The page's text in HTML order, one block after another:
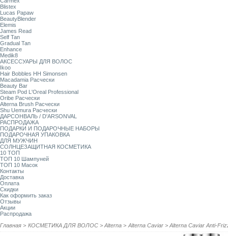
Blistex
Lucas Papaw
BeautyBlender
Elemis
James Read
Self Tan
Gradual Tan
Enhance
Medik8
АКСЕССУАРЫ ДЛЯ ВОЛОС
Ikoo
Hair Bobbles HH Simonsen
Macadamia Расчески
Beauty Bar
Steam Pod L'Oreal Professional
Oribe Расчески
Alterna Brush Расчески
Shu Uemura Расчески
ДАРСОНВАЛЬ / D'ARSONVAL
РАСПРОДАЖА
ПОДАРКИ И ПОДАРОЧНЫЕ НАБОРЫ
ПОДАРОЧНАЯ УПАКОВКА
ДЛЯ МУЖЧИН
СОЛНЦЕЗАЩИТНАЯ КОСМЕТИКА
10 ТОП
ТОП 10 Шампуней
ТОП 10 Масок
Контакты
Доставка
Оплата
Скидки
Как оформить заказ
Отзывы
Акции
Распродажа
Главная > КОСМЕТИКА ДЛЯ ВОЛОС > Alterna > Alterna Caviar > Alterna Caviar Anti-